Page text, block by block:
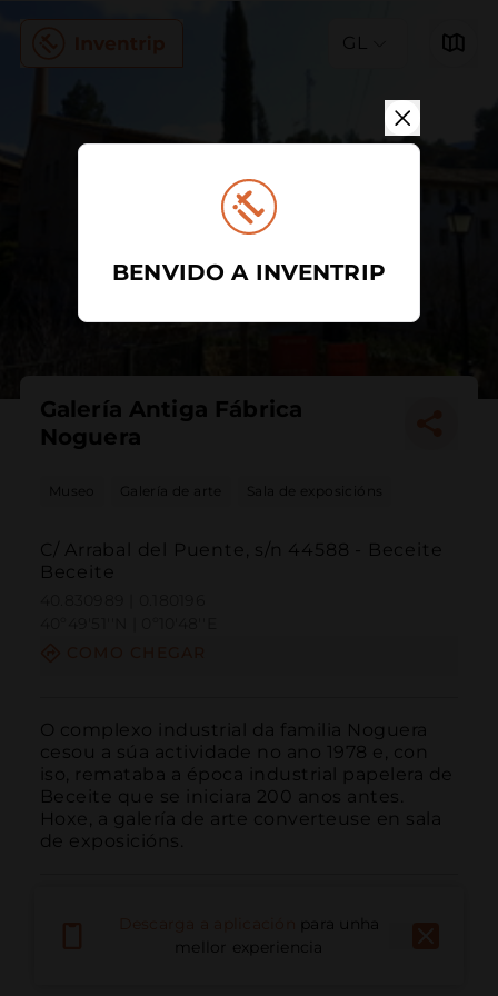
GL
Galería Antiga Fábrica
Noguera
Museo Galería de arte Sala de exposicións
C/ Arrabal del Puente, s/n 44588 - Beceite
Beceite
O complexo industrial da familia Noguera
cesou a súa actividade no ano 1978 e, con
iso, remataba a época industrial papelera de
Beceite que se iniciara 200 anos antes.
Hoxe, a galería de arte converteuse en sala
de exposicións.
para unha
mellor experiencia
BENVIDO A INVENTRIP